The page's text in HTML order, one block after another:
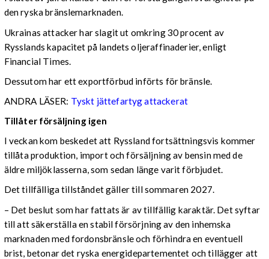
den ryska bränslemarknaden.
Ukrainas attacker har slagit ut omkring 30 procent av
Rysslands kapacitet på landets oljeraffinaderier, enligt
Financial Times.
Dessutom har ett exportförbud införts för bränsle.
ANDRA LÄSER: Tyskt jättefartyg attackerat
Tillåter försäljning igen
I veckan kom beskedet att Ryssland fortsättningsvis kommer
tillåta produktion, import och försäljning av bensin med de
äldre miljöklasserna, som sedan länge varit förbjudet.
Det tillfälliga tillståndet gäller till sommaren 2027.
– Det beslut som har fattats är av tillfällig karaktär. Det syftar
till att säkerställa en stabil försörjning av den inhemska
marknaden med fordonsbränsle och förhindra en eventuell
brist, betonar det ryska energidepartementet och tillägger att